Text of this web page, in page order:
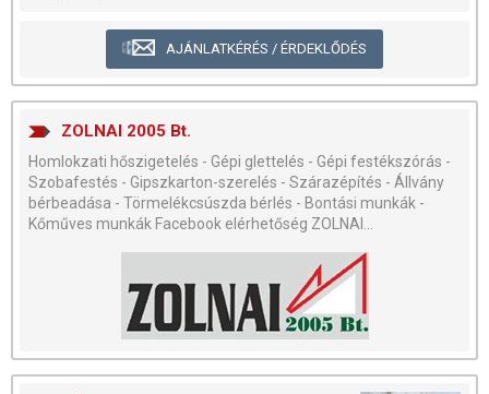
AJÁNLATKÉRÉS / ÉRDEKLŐDÉS
ZOLNAI 2005 Bt.
Homlokzati hőszigetelés - Gépi glettelés - Gépi festékszórás -
Szobafestés - Gipszkarton-szerelés - Szárazépítés - Állvány
bérbeadása - Törmelékcsúszda bérlés - Bontási munkák -
Kőműves munkák Facebook elérhetőség ZOLNAI...